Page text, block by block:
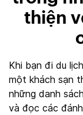
thiện
Khi bạn đi du
một khách sạn
những danh
và đọc các